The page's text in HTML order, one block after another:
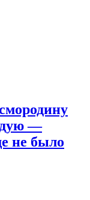
—
не было